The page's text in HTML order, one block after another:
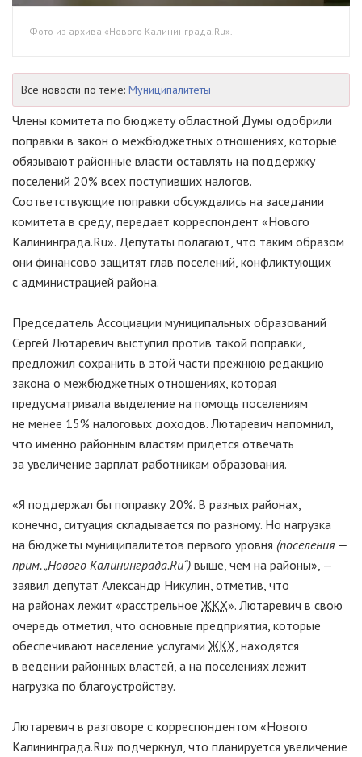
Фото из архива «Нового Калининграда.Ru».
Все новости по теме: Муниципалитеты
Члены комитета по бюджету областной Думы одобрили
поправки в закон о межбюджетных отношениях, которые
обязывают районные власти оставлять на поддержку
поселений 20% всех поступивших налогов.
Соответствующие поправки обсуждались на заседании
комитета в среду, передает корреспондент «Нового
Калининграда.Ru». Депутаты полагают, что таким образом
они финансово защитят глав поселений, конфликтующих
с администрацией района.
Председатель Ассоциации муниципальных образований
Сергей Лютаревич выступил против такой поправки,
предложил сохранить в этой части прежнюю редакцию
закона о межбюджетных отношениях, которая
предусматривала выделение на помощь поселениям
не менее 15% налоговых доходов. Лютаревич напомнил,
что именно районным властям придется отвечать
за увеличение зарплат работникам образования.
«Я поддержал бы поправку 20%. В разных районах,
конечно, ситуация складывается по разному. Но нагрузка
на бюджеты муниципалитетов первого уровня (поселения —
прим. „Нового Калининграда.Ru“) выше, чем на районы», —
заявил депутат Александр Никулин, отметив, что
на районах лежит «расстрельное ЖКХ». Лютаревич в свою
очередь отметил, что основные предприятия, которые
обеспечивают население услугами ЖКХ, находятся
в ведении районных властей, а на поселениях лежит
нагрузка по благоустройству.
Лютаревич в разговоре с корреспондентом «Нового
Калининграда.Ru» подчеркнул, что планируется увеличение